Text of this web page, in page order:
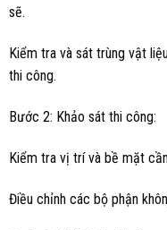
sẽ.
Kiểm tra và sát trùng vật
thi công.
Bước 2: Khảo sát thi công:
Kiểm tra vị trí và bề mặt
Điều chỉnh các bộ phận